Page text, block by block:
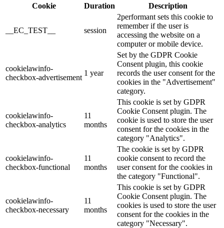
Cookie
Duration Description
__EC_TEST__ session
2performant sets this cookie to
remember if the user is
accessing the website on a
computer or mobile device.
cookielawinfo-
checkbox-advertisement
1 year
Set by the GDPR Cookie
Consent plugin, this cookie
records the user consent for the
cookies in the "Advertisement"
category.
cookielawinfo-
checkbox-analytics
11
months
This cookie is set by GDPR
Cookie Consent plugin. The
cookie is used to store the user
consent for the cookies in the
category "Analytics".
cookielawinfo-
checkbox-functional
11
months
The cookie is set by GDPR
cookie consent to record the
user consent for the cookies in
the category "Functional".
cookielawinfo-
checkbox-necessary
11
months
This cookie is set by GDPR
Cookie Consent plugin. The
cookies is used to store the user
consent for the cookies in the
category "Necessary".